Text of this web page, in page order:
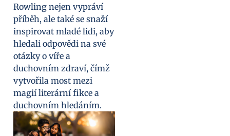
Rowling nejen vypráví
příběh, ale také se snaží
inspirovat mladé lidi, aby
hledali odpovědi na své
otázky o víře a
duchovním zdraví, čímž
vytvořila most mezi
magií literární fikce a
duchovním hledáním.